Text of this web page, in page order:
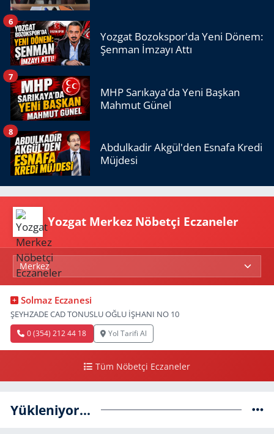
Yozgat Bozokspor'da Yeni Dönem:
Şenman İmzayı Attı
6
MHP Sarıkaya'da Yeni Başkan
Mahmut Günel
7
Abdulkadir Akgül'den Esnafa Kredi
Müjdesi
8
Yozgat Merkez Nöbetçi Eczaneler
Solmaz Eczanesi
ŞEYHZADE CAD TONUSLU OĞLU İŞHANI NO 10
0 (354) 212 44 18 Yol Tarifi Al
Tüm Nöbetçi Eczaneler
Yükleniyor...